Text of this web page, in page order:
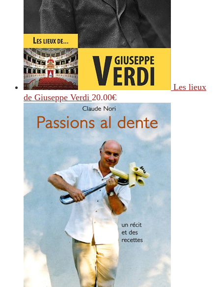
Les lieux
de Giuseppe Verdi 20.00€